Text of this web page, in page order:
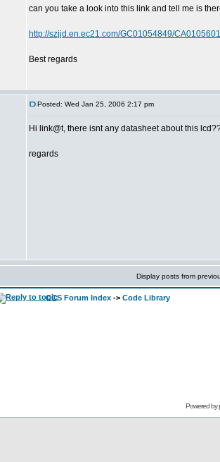
can you take a look into this link and tell me is
http://szjjd.en.ec21.com/GC01054849/
Best regards
Posted: Wed Jan 25, 2006 2:17 pm
Hi link@t, there isnt any datasheet about this
regards
Display posts from
CCS Forum Index -> Code Library
Powered by